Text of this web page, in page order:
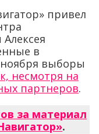
привел
в
ноября выборы
несмотря на
партнеров.
за материал
.